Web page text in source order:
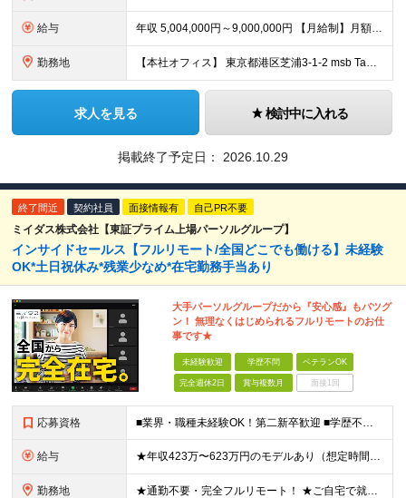
給与 年収 5,004,000円～9,000,000円 【月給制】月額417,000円～750,000円 ※それぞれ月額120,530円〜月額216,770円の固定手当を含む。 ※所定・法定時間外および法
勤務地 【本社オフィス】 東京都港区芝浦3-1-2 msb Tamachi田町ステーションタワーS 21F 【WeWork神谷町】 東京都港区虎ノ門4-1-1 神谷町トラストタワー 23F 【名古屋開発拠
求人を見る 検討中に入れる
掲載終了予定日： 2026.10.29
終了間近 契約社員 面接情報有 自己PR不要
ミイダス株式会社【東証プライム上場パーソルグループ】
インサイドセールス【フルリモート/全国どこでも働ける】未経験
OK*土日祝休み*残業少なめ*在宅勤務手当あり
大手パーソルグループだから『安心感』もバツグ
ン！ 無理なくはじめられるフルリモートのお仕
事です★
未経験歓迎 学歴不問 ベテランOK
完全週休2日 賞与複数月 面接1回
応募資格 ■業界・職種未経験OK！第二新卒歓迎 ■学歴不問 ■営業や販売サービス業・カスタマーサポートなど、顧客折衝経験をお持ちの方 ＜契約更新あり＞ 初回2ヵ月、2回目3ヵ月、3回目以降6ヵ月 ※目標の達
給与 ★年収423万〜623万円のモデルあり（想定時間外手当10時間分含む） ★半年に一度ドカンと支給のボーナスあり（半年に1度最大150万円） 月給25万円〜＋各種手当＋インセンティブ ＊リモートワーク
勤務地 ★通勤不要・完全フルリモート！ ★ご自宅で就業いただきます ……………………………………… 東京都品川区北品川5-1-18 住友不動産大崎ツインビル東館 ┗JR山手線・埼京線・湘南新宿ライン・りんかい